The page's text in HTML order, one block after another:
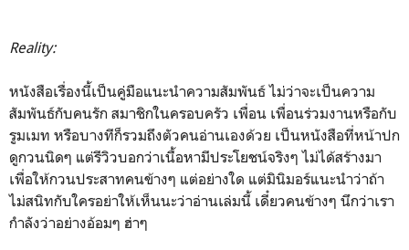
Reality:
หนังสือเรื่องนี้เป็นคู่มือแนะนำความสัมพันธ์ ไม่ว่าจะเป็นความ
สัมพันธ์กับคนรัก สมาชิกในครอบครัว เพื่อน เพื่อนร่วมงานหรือกับ
รูมเมท หรือบางทีก็รวมถึงตัวคนอ่านเองด้วย เป็นหนังสือที่หน้าปก
ดูกวนนิดๆ แต่รีวิวบอกว่าเนื้อหามีประโยชน์จริงๆ ไม่ได้สร้างมา
เพื่อให้กวนประสาทคนข้างๆ แต่อย่างใด แต่มินิมอร์แนะนำว่าถ้า
ไม่สนิทกับใครอย่าให้เห็นนะว่าอ่านเล่มนี้ เดี๋ยวคนข้างๆ นึกว่าเรา
กำลังว่าอย่างอ้อมๆ ฮ่าๆ